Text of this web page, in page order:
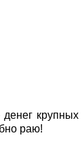
крупных
раю!